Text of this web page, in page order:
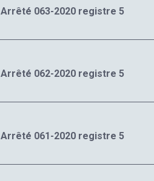
Arrêté 063-2020 registre 5
Arrêté 062-2020 registre 5
Arrêté 061-2020 registre 5